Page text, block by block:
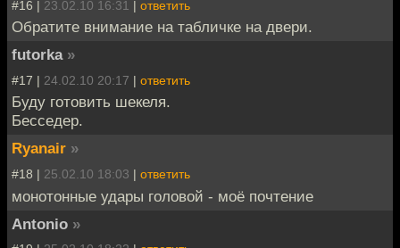
#16 | 23.02.10 16:31 | ответить
Обратите внимание на табличке на двери.
futorka »
#17 | 24.02.10 20:17 | ответить
Буду готовить шекеля.
Бесседер.
Ryanair »
#18 | 25.02.10 18:03 | ответить
монотонные удары головой - моё почтение
Antonio »